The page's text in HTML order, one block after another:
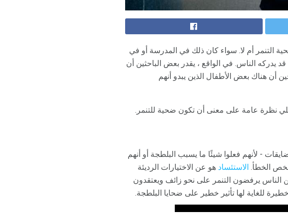
التنمر أم لا. سواء كان ذلك في المدرسة أو في
يدركه الناس. في الواقع ، يقدر بعض الباحثين أن
هناك بعض الأطفال الذين يبدو أنهم
يلي نظرة عامة على معنى أن تكون ضحية للتنمر.
- لأنهم فعلوا شيئًا ما يسبب البلطجة أو أنهم
الخطأ. الاستئساد هو عن الاختيارات الرديئة
يرفضون التنمر على نحو زائف ويعتقدون
للغاية لها تأثير خطير على ضحايا البلطجة.